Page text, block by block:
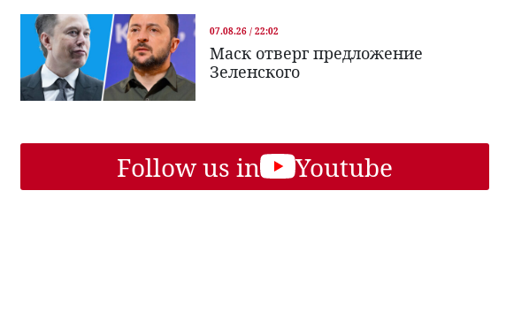
07.08.26 / 22:02
Маск отверг предложение
Зеленского
Follow us in Youtube